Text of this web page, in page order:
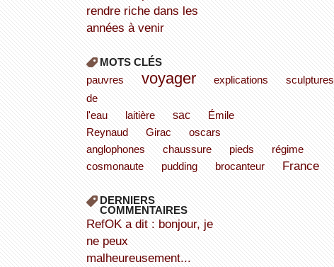
rendre riche dans les
années à venir
MOTS CLÉS
pauvres
voyager explications sculptures
de
l'eau
laitière sac
Émile
Reynaud
Girac
oscars
anglophones
chaussure pieds
régime
cosmonaute
pudding brocanteur France
DERNIERS
COMMENTAIRES
refOK a dit : bonjour, je
ne peux
malheureusement...